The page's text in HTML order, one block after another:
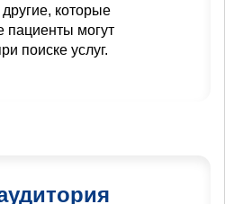
которые
пациенты могут
поиске услуг.